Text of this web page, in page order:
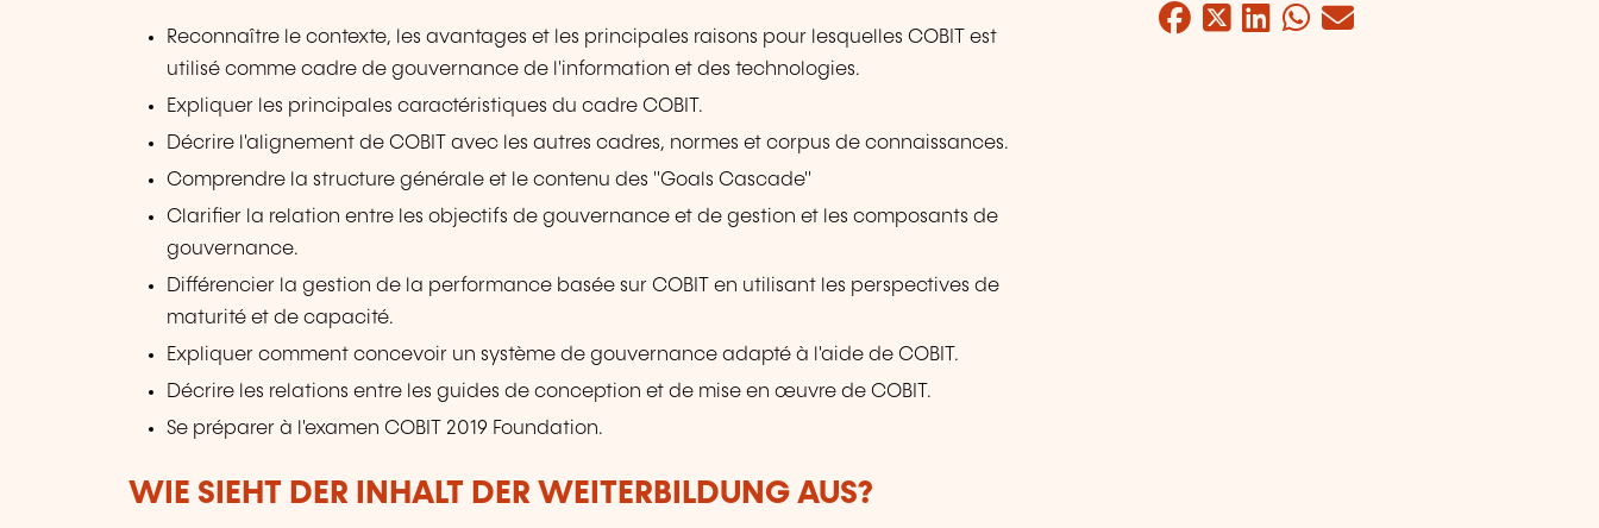
Reconnaître le contexte, les avantages et les principales raisons pour lesquelles COBIT est
utilisé comme cadre de gouvernance de l'information et des technologies.
Expliquer les principales caractéristiques du cadre COBIT.
Décrire l'alignement de COBIT avec les autres cadres, normes et corpus de connaissances.
Comprendre la structure générale et le contenu des "Goals Cascade"
Clarifier la relation entre les objectifs de gouvernance et de gestion et les composants de
gouvernance.
Différencier la gestion de la performance basée sur COBIT en utilisant les perspectives de
maturité et de capacité.
Expliquer comment concevoir un système de gouvernance adapté à l'aide de COBIT.
Décrire les relations entre les guides de conception et de mise en œuvre de COBIT.
Se préparer à l'examen COBIT 2019 Foundation.
WIE SIEHT DER INHALT DER WEITERBILDUNG AUS?
Facebook
Twitter
LinkedIn
WhatsApp
Mail